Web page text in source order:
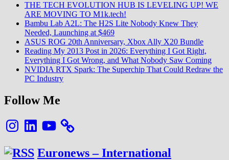
THE TECH EVOLUTION HUB IS LEVELING UP! WE
ARE MOVING TO M1k.tech!
Bambu Lab A2L: The H2S Lite Nobody Knew They
Needed, Launching at $469
ASUS ROG 20th Anniversary, Xbox Ally X20 Bundle
Reading My 2013 Post in 2026: Everything I Got Right,
Everything I Got Wrong, and What Nobody Saw Coming
NVIDIA RTX Spark: The Superchip That Could Redraw the
PC Industry
Follow Me
InstagramLinkedInYouTube
Euronews – International